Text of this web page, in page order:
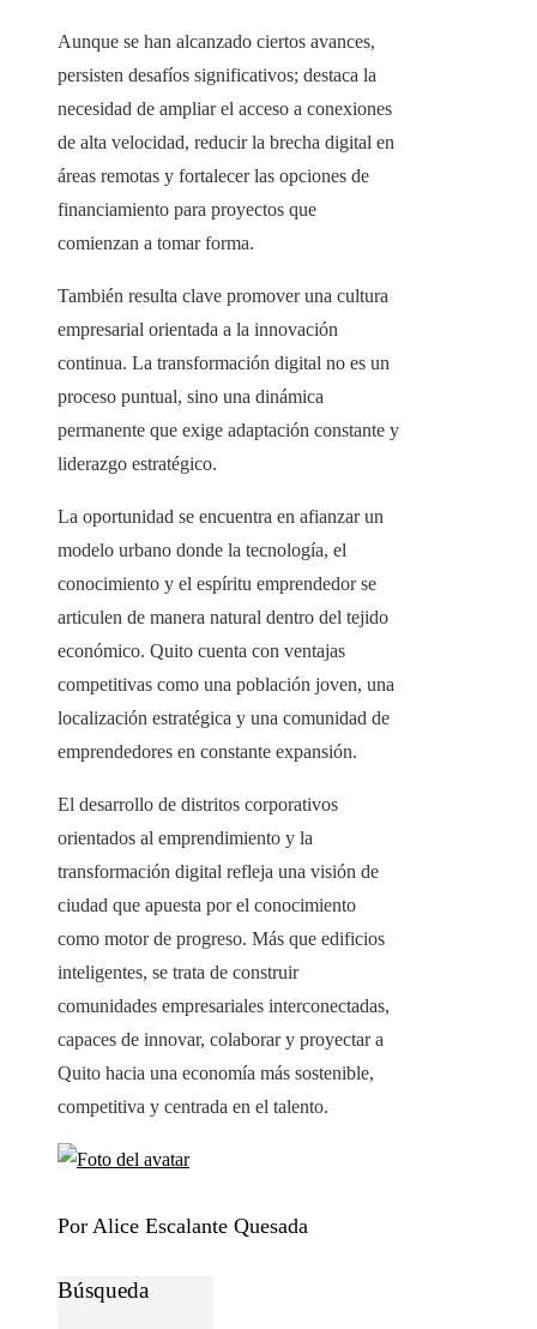
Aunque se han alcanzado ciertos avances,
persisten desafíos significativos; destaca la
necesidad de ampliar el acceso a conexiones
de alta velocidad, reducir la brecha digital en
áreas remotas y fortalecer las opciones de
financiamiento para proyectos que
comienzan a tomar forma.
También resulta clave promover una cultura
empresarial orientada a la innovación
continua. La transformación digital no es un
proceso puntual, sino una dinámica
permanente que exige adaptación constante y
liderazgo estratégico.
La oportunidad se encuentra en afianzar un
modelo urbano donde la tecnología, el
conocimiento y el espíritu emprendedor se
articulen de manera natural dentro del tejido
económico. Quito cuenta con ventajas
competitivas como una población joven, una
localización estratégica y una comunidad de
emprendedores en constante expansión.
El desarrollo de distritos corporativos
orientados al emprendimiento y la
transformación digital refleja una visión de
ciudad que apuesta por el conocimiento
como motor de progreso. Más que edificios
inteligentes, se trata de construir
comunidades empresariales interconectadas,
capaces de innovar, colaborar y proyectar a
Quito hacia una economía más sostenible,
competitiva y centrada en el talento.
Por Alice Escalante Quesada
Búsqueda